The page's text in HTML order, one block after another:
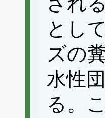
とし
ズの
水性
る。